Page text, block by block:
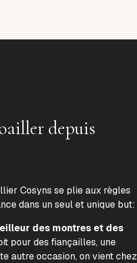
depuis
Cosyns se plie aux règles
dans un seul et unique but:
des montres et des
pour des fiançailles, une
autre occasion, on vient chez